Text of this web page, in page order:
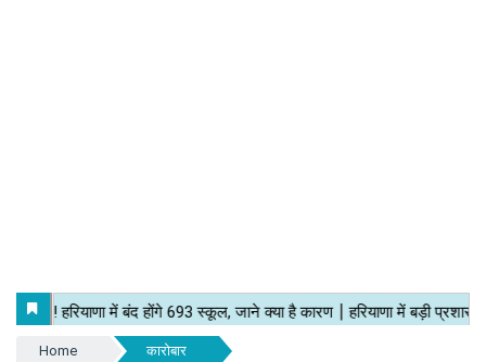
Home कारोबार